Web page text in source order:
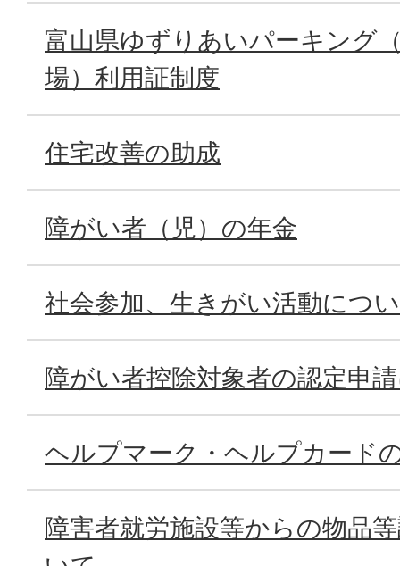
富山県ゆずりあいパーキング
場）利用証制度
住宅改善の助成
障がい者（児）の年金
社会参加、生きがい活動につ
障がい者控除対象者の認定申
ヘルプマーク・ヘルプカード
障害者就労施設等からの物品